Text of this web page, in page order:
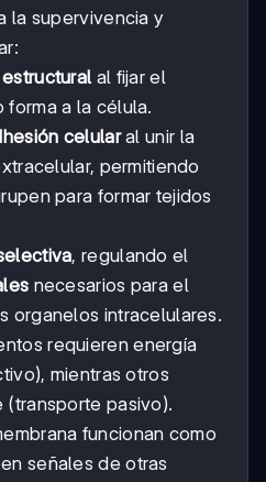
la supervivencia y
al fijar el
a la célula.
celularal unir la
permitiendo
para formar tejidos
, regulando el
necesarios para el
organelos intracelulares.
requieren energía
mientras otros
(transporte pasivo).
funcionan como
señales de otras